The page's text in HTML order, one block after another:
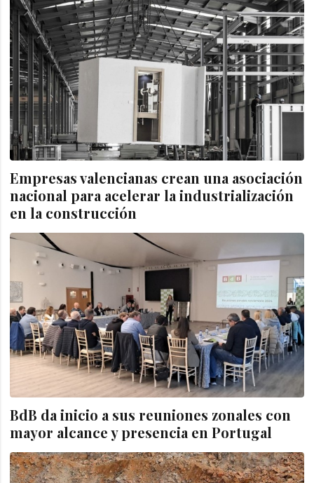
Empresas valencianas crean una asociación
nacional para acelerar la industrialización
en la construcción
BdB da inicio a sus reuniones zonales con
mayor alcance y presencia en Portugal